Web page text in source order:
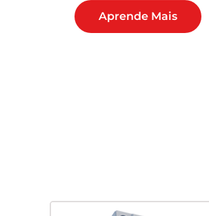
Aprende Mais